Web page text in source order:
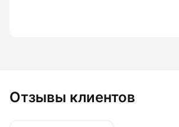
Отзывы клиентов